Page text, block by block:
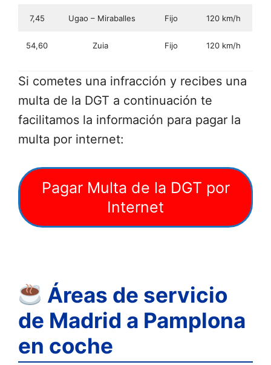
7,45 Ugao – Miraballes Fijo 120 km/h
54,60 Zuia Fijo 120 km/h
Si cometes una infracción y recibes una
multa de la DGT a continuación te
facilitamos la información para pagar la
multa por internet:
Pagar Multa de la DGT por
Internet
Áreas de servicio
de Madrid a Pamplona
en coche